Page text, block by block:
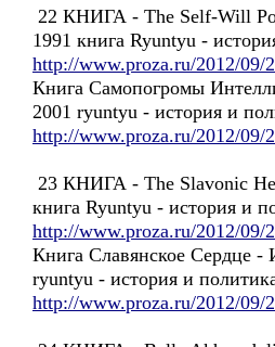
22 КНИГА - The Self-Will
1991 книга Ryuntyu -
http://www.proza.ru/2012/09/
Книга Самопогромы
2001 ryuntyu - история и
http://www.proza.ru/2012/09/
23 КНИГА - The Slavonic
книга Ryuntyu - история и
http://www.proza.ru/2012/09/
Книга Славянское Сердце -
ryuntyu - история и
http://www.proza.ru/2012/09/